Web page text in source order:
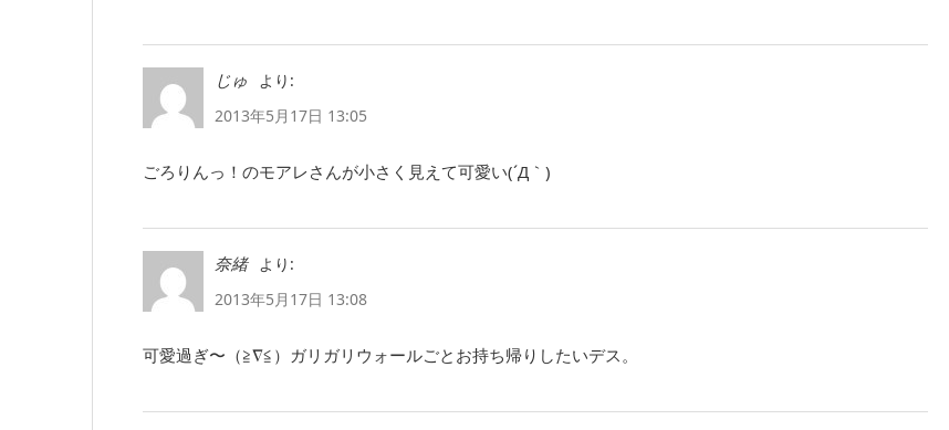
じゅ
より:
2013年5月17日 13:05
ごろりんっ！のモアレさんが小さく見えて可愛い(´Д｀)
奈緒
より:
2013年5月17日 13:08
可愛過ぎ〜（≧∇≦）ガリガリウォールごとお持ち帰りしたいデス。